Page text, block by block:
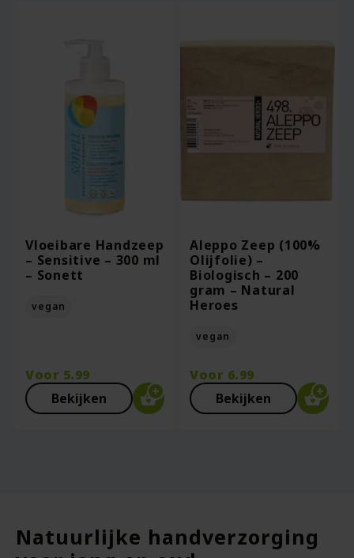
Vloeibare Handzeep
– Sensitive – 300 ml
– Sonett
vegan
Voor 5.99
Bekijken
Aleppo Zeep (100%
Olijfolie) –
Biologisch – 200
gram – Natural
Heroes
vegan
Voor 6.99
Bekijken
Natuurlijke handverzorging